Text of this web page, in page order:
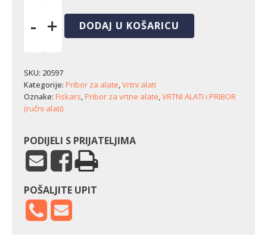
-
-
za
staze
podne
količina
+ DODAJ U KOŠARICU
SKU: 20597
Kategorije: Pribor za alate,Vrtni alati
Oznake: Fiskars,Pribor za vrtne alate,VRTNI ALATI i PRIBOR
(ručni alati)
PODIJELI S PRIJATELJIMA
POŠALJITE UPIT